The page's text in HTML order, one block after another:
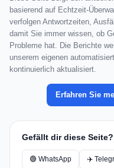
basierend auf Echtzeit-
verfolgen Antwortzeiten,
damit Sie immer wissen, ob
Probleme hat. Die Berichte
unserem eigenen
kontinuierlich aktualisiert.
Erfahren Sie
Gefällt dir diese
🟢 WhatsApp ✈️